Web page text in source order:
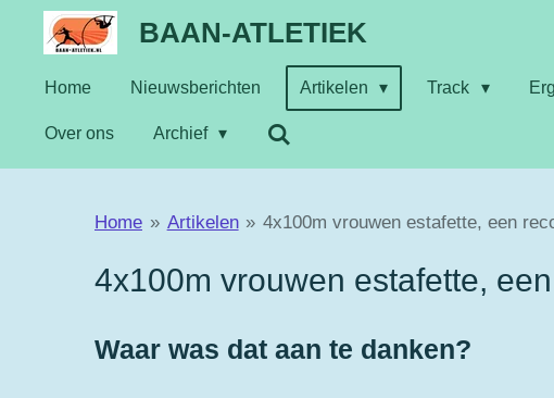
direct
naar
BAAN-ATLETIEK
Home Nieuwsberichten Artikelen Track
Over ons Archief
Home » Artikelen » 4x100m vrouwen estafette, een
4x100m vrouwen estafette,
Waar was dat aan te danken?